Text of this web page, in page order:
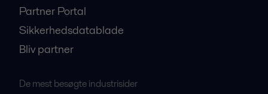
Partner Portal
Sikkerhedsdatablade
Bliv partner
De mest besøgte industrisider